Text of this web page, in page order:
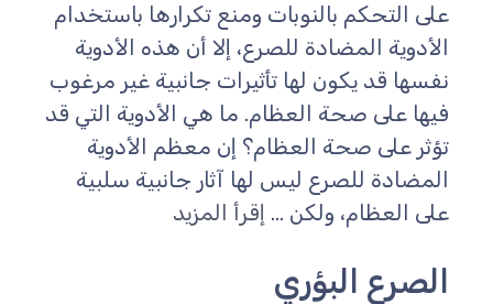
على التحكم بالنوبات ومنع تكرارها باستخدام
الأدوية المضادة للصرع، إلا أن هذه الأدوية
نفسها قد يكون لها تأثيرات جانبية غير مرغوب
فيها على صحة العظام. ما هي الأدوية التي قد
تؤثر على صحة العظام؟ إن معظم الأدوية
المضادة للصرع ليس لها آثار جانبية سلبية
على العظام، ولكن ... إقرأ المزيد
الصرع البؤري